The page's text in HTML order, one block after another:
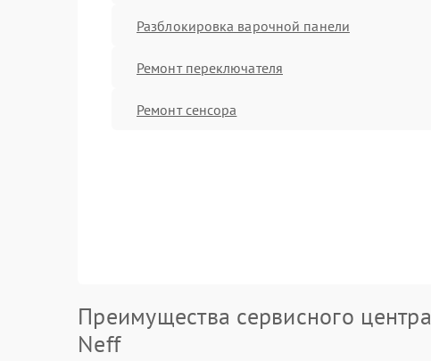
Разблокировка варочной панели
Ремонт переключателя
Ремонт сенсора
Преимущества сервисного центра
Neff